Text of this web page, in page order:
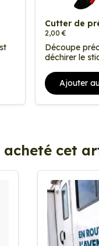
Cutter de
2,00 €
Découpe
déchirer le
Ajouter
cet